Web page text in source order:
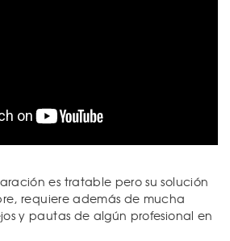
es tratable pero su solución
requiere además de mucha
y pautas de algún profesional en